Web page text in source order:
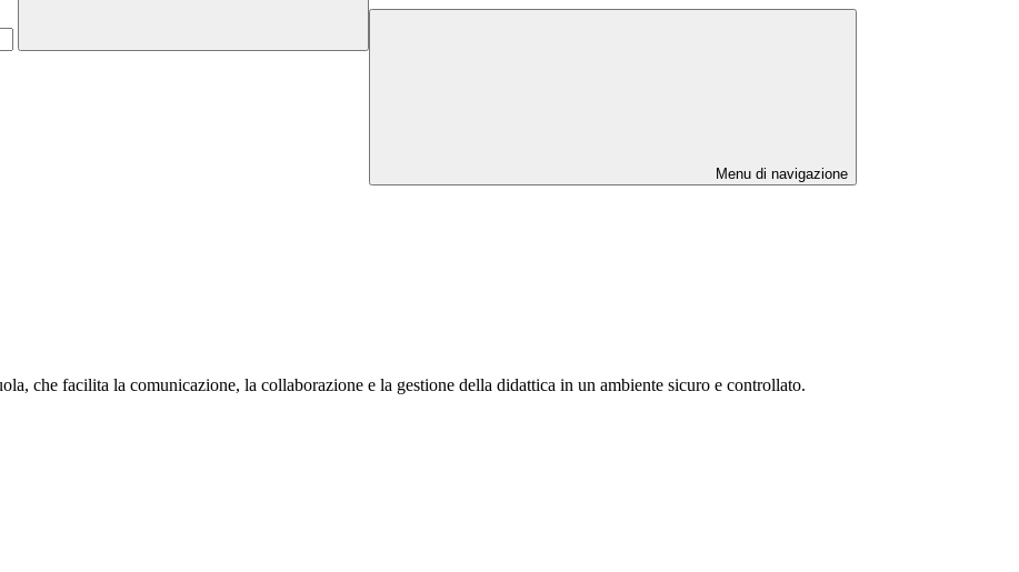
Menu di navigazione
che facilita la comunicazione, la collaborazione e la gestione della didattica in un ambiente sicuro e controllato.